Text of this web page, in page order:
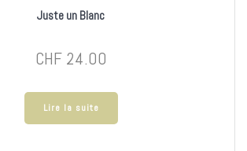
Juste un Blanc
CHF24.00
Lire la suite